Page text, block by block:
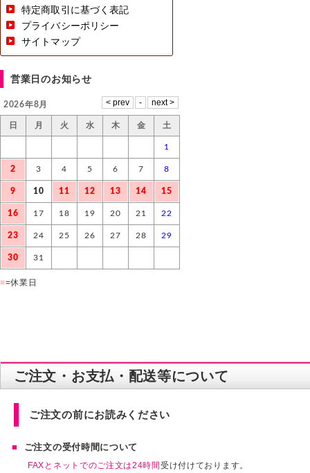
特定商取引に基づく表記
プライバシーポリシー
サイトマップ
営業日のお知らせ
2026年8月
日 月 火 水 木 金 土
1
2 3 4 5 6 7 8
9 10 11 12 13 14 15
16 17 18 19 20 21 22
23 24 25 26 27 28 29
30 31
■=休業日
ご注文・お支払・配送等について
ご注文の前にお読みください
ご注文の受付時間について
FAXとネットでのご注文は24時間受け付けております。